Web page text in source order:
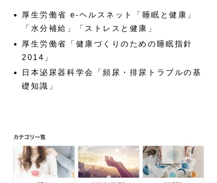
厚生労働省 e-ヘルスネット「睡眠と健康」
「水分補給」「ストレスと健康」
厚生労働省「健康づくりのための睡眠指針
2014」
日本泌尿器科学会「頻尿・排尿トラブルの基
礎知識」